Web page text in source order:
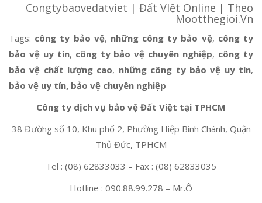
Congtybaovedatviet | Đất VIệt Online | Theo
Mootthegioi.Vn
Tags: công ty bảo vệ, những công ty bảo vệ, công ty
bảo vệ uy tín, công ty bảo vệ chuyên nghiệp, công ty
bảo vệ chất lượng cao, những công ty bảo vệ uy tín,
bảo vệ uy tín, bảo vệ chuyên nghiệp
Công ty dịch vụ bảo vệ Đất Việt tại TPHCM
38 Đường số 10, Khu phố 2, Phường Hiệp Bình Chánh, Quận
Thủ Đức, TPHCM
Tel : (08) 62833033 – Fax : (08) 62833035
Hotline : 090.88.99.278 – Mr.Ô